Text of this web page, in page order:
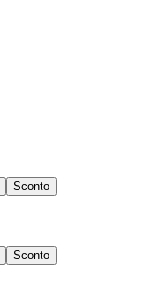
Sconto
Sconto